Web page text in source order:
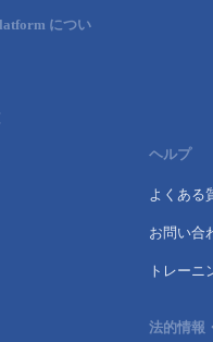
につい
ヘルプ
よくある
お問い合
トレーニ
法的情報